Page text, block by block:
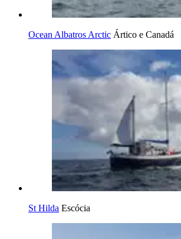
Ocean Albatros Arctic Ártico e Canadá
St Hilda Escócia